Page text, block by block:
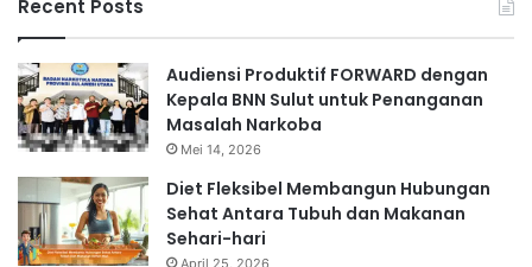
Recent Posts
Audiensi Produktif FORWARD dengan
Kepala BNN Sulut untuk Penanganan
Masalah Narkoba
Mei 14, 2026
Diet Fleksibel Membangun Hubungan
Sehat Antara Tubuh dan Makanan
Sehari-hari
April 25, 2026